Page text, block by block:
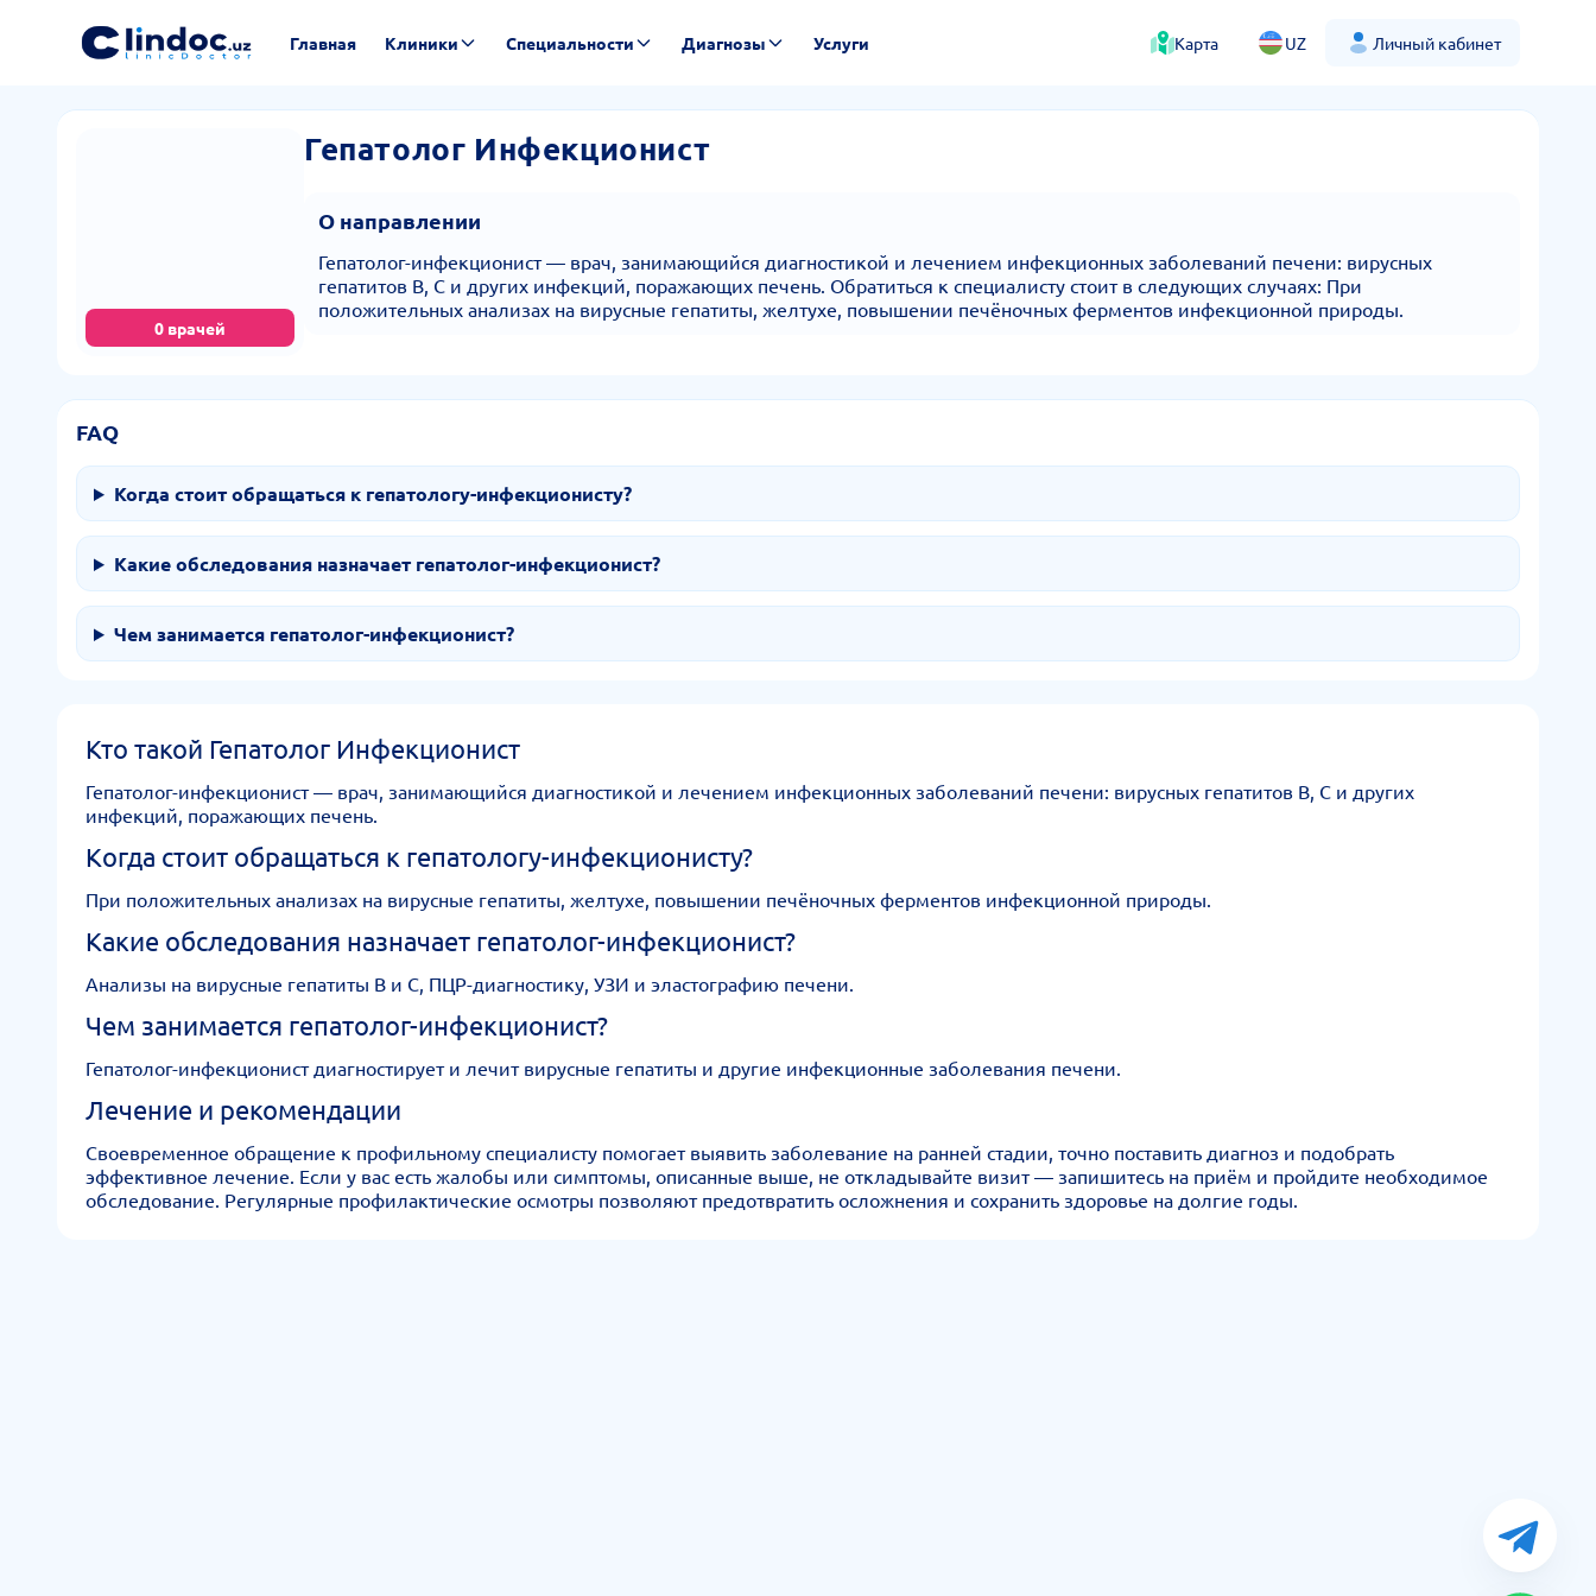
Главная Клиники Специальности Диагнозы Услуги Карта UZ Личный кабинет
0 врачей
Гепатолог Инфекционист
О направлении
Гепатолог-инфекционист — врач, занимающийся диагностикой и лечением инфекционных заболеваний печени: вирусных
гепатитов B, C и других инфекций, поражающих печень. Обратиться к специалисту стоит в следующих случаях: При
положительных анализах на вирусные гепатиты, желтухе, повышении печёночных ферментов инфекционной природы.
FAQ
Когда стоит обращаться к гепатологу-инфекционисту?
Какие обследования назначает гепатолог-инфекционист?
Чем занимается гепатолог-инфекционист?
Кто такой Гепатолог Инфекционист
Гепатолог-инфекционист — врач, занимающийся диагностикой и лечением инфекционных заболеваний печени: вирусных гепатитов B, C и других
инфекций, поражающих печень.
Когда стоит обращаться к гепатологу-инфекционисту?
При положительных анализах на вирусные гепатиты, желтухе, повышении печёночных ферментов инфекционной природы.
Какие обследования назначает гепатолог-инфекционист?
Анализы на вирусные гепатиты B и C, ПЦР-диагностику, УЗИ и эластографию печени.
Чем занимается гепатолог-инфекционист?
Гепатолог-инфекционист диагностирует и лечит вирусные гепатиты и другие инфекционные заболевания печени.
Лечение и рекомендации
Своевременное обращение к профильному специалисту помогает выявить заболевание на ранней стадии, точно поставить диагноз и подобрать
эффективное лечение. Если у вас есть жалобы или симптомы, описанные выше, не откладывайте визит — запишитесь на приём и пройдите необходимое
обследование. Регулярные профилактические осмотры позволяют предотвратить осложнения и сохранить здоровье на долгие годы.